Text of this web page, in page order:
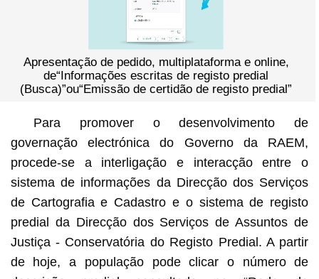
Apresentação de pedido, multiplataforma e online,
de“Informações escritas de registo predial
(Busca)”ou“Emissão de certidão de registo predial”
Para promover o desenvolvimento de
governação electrónica do Governo da RAEM,
procede-se a interligação e interacção entre o
sistema de informações da Direcção dos Serviços
de Cartografia e Cadastro e o sistema de registo
predial da Direcção dos Serviços de Assuntos de
Justiça - Conservatória do Registo Predial. A partir
de hoje, a população pode clicar o número de